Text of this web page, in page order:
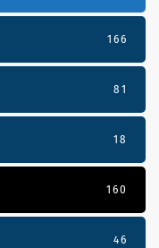
166
81
18
160
46